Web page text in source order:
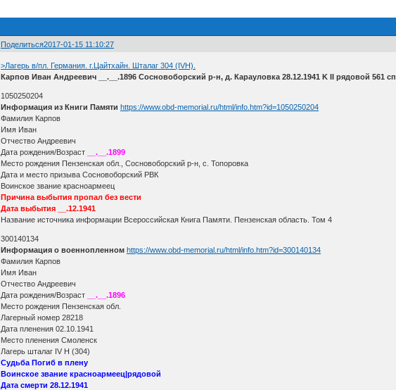
Поделиться2017-01-15 11:10:27
>Лагерь в/пл. Германия. г.Цайтхайн. Шталаг 304 (IVH).
Карпов Иван Андреевич __.__.1896 Сосновоборский р-н, д. Карауловка 28.12.1941 K II рядовой 561 сп
1050250204
Информация из Книги Памяти https://www.obd-memorial.ru/html/info.htm?id=1050250204
Фамилия Карпов
Имя Иван
Отчество Андреевич
Дата рождения/Возраст
__.__.1899
Место рождения Пензенская обл., Сосновоборский р-н, с. Топоровка
Дата и место призыва Сосновоборский РВК
Воинское звание красноармеец
Причина выбытия пропал без вести
Дата выбытия __.12.1941
Название источника информации Всероссийская Книга Памяти. Пензенская область. Том 4
300140134
Информация о военнопленном https://www.obd-memorial.ru/html/info.htm?id=300140134
Фамилия Карпов
Имя Иван
Отчество Андреевич
Дата рождения/Возраст
__.__.1896
Место рождения Пензенская обл.
Лагерный номер 28218
Дата пленения 02.10.1941
Место пленения Смоленск
Лагерь шталаг IV H (304)
Судьба Погиб в плену
Воинское звание красноармеец|рядовой
Дата смерти 28.12.1941